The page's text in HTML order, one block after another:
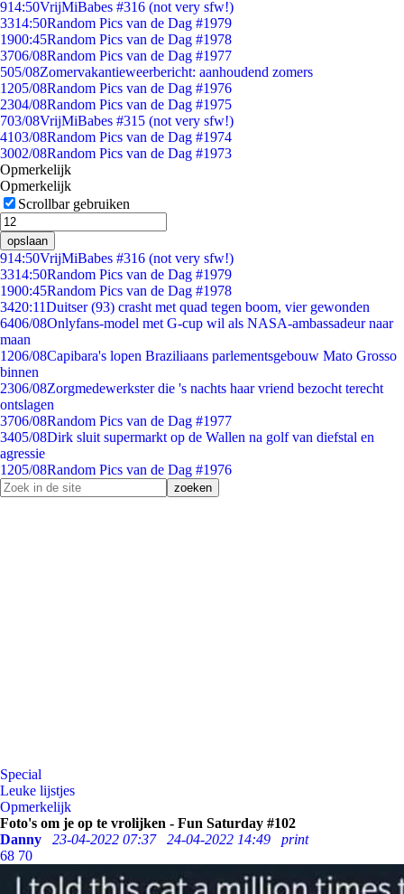
914:50VrijMiBabes #316 (not very sfw!)
3314:50Random Pics van de Dag #1979
1900:45Random Pics van de Dag #1978
3706/08Random Pics van de Dag #1977
505/08Zomervakantieweerbericht: aanhoudend zomers
1205/08Random Pics van de Dag #1976
2304/08Random Pics van de Dag #1975
703/08VrijMiBabes #315 (not very sfw!)
4103/08Random Pics van de Dag #1974
3002/08Random Pics van de Dag #1973
Opmerkelijk
Opmerkelijk
Scrollbar gebruiken
opslaan
914:50VrijMiBabes #316 (not very sfw!)
3314:50Random Pics van de Dag #1979
1900:45Random Pics van de Dag #1978
3420:11Duitser (93) crasht met quad tegen boom, vier gewonden
6406/08Onlyfans-model met G-cup wil als NASA-ambassadeur naar
maan
1206/08Capibara's lopen Braziliaans parlementsgebouw Mato Grosso
binnen
2306/08Zorgmedewerkster die 's nachts haar vriend bezocht terecht
ontslagen
3706/08Random Pics van de Dag #1977
3405/08Dirk sluit supermarkt op de Wallen na golf van diefstal en
agressie
1205/08Random Pics van de Dag #1976
Special
Leuke lijstjes
Opmerkelijk
Foto's om je op te vrolijken - Fun Saturday #102
Danny
23-04-2022 07:37 24-04-2022 14:49
print
68 70